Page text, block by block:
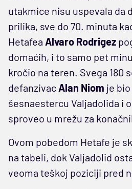
utakmice nisu uspevala da
prilika, sve do 70. minuta
Hetafea Alvaro Rodrigez
domaćih, i to samo pet
kročio na teren. Svega 180
defanzivac Alan Niom je
šesnaestercu Valjadolida i
sproveo u mrežu za
Ovom pobedom Hetafe je
na tabeli, dok Valjadolid
veoma teškoj poziciji pred